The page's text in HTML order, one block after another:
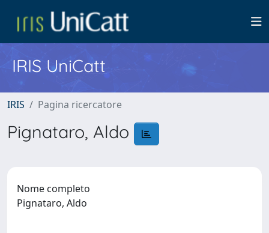
IRIS UniCatt
IRIS Pagina ricercatore
Pignataro, Aldo
Nome completo
Pignataro, Aldo